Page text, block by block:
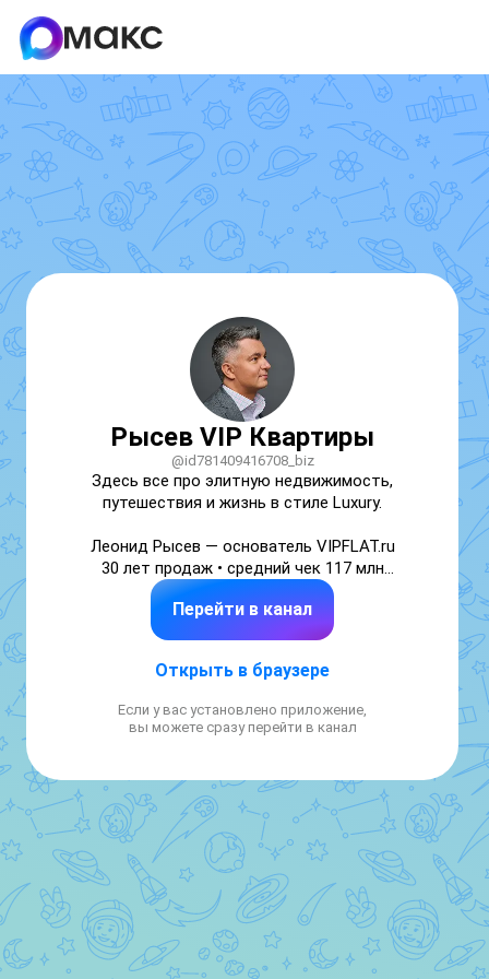
Рысев VIP Квартиры
@id781409416708_biz
Здесь все про элитную недвижимость,
путешествия и жизнь в стиле Luxury.
Леонид Рысев — основатель VIPFLAT.ru
30 лет продаж • средний чек 117 млн
«Один из ведущих брокеров» — журнал
СОБАКА
Перейти в канал
Открыть в браузере
Если у вас установлено приложение,
вы можете сразу перейти в канал